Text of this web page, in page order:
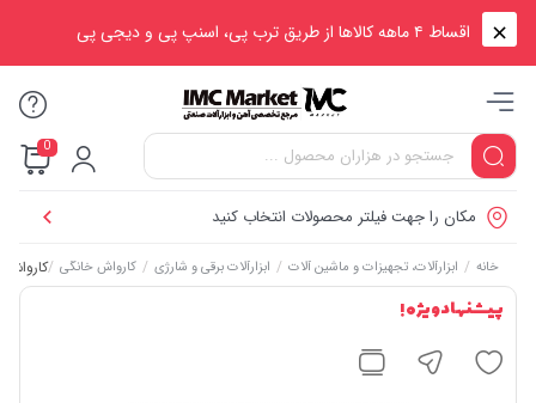
اقساط ۴ ماهه کالاها از طریق ترب پی، اسنپ پی و دیجی پی
0
مکان را جهت فیلتر محصولات انتخاب کنید
خانه / ابزارآلات، تجهیزات و ماشین آلات / ابزارآلات برقی و شارژی / کارواش خانگی /کارواش 140 بار 1800 وات دینامی کنزاکس KPW-2140
پیشنهاد ویژه !